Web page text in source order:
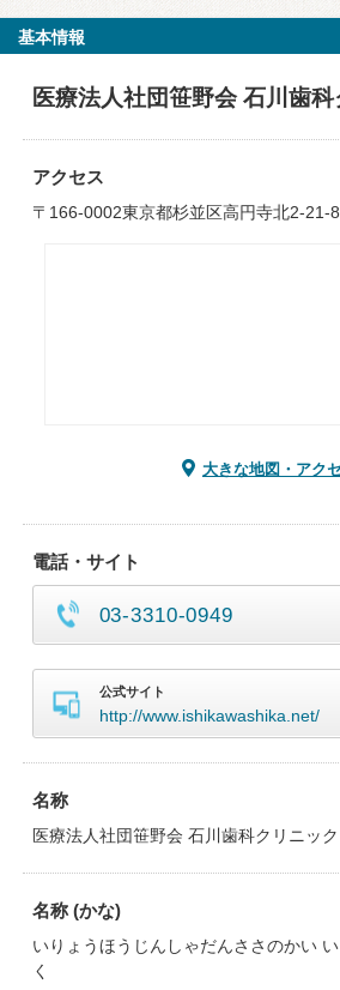
基本情報
医療法人社団笹野会 石川歯科
アクセス
〒166-0002東京都杉並区高円寺北2-21-
大きな地図・アク
電話・サイト
03-3310-0949
公式サイト
http://www.ishikawashika.net/
名称
医療法人社団笹野会 石川歯科クリニック
名称 (かな)
いりょうほうじんしゃだんささのかい
く